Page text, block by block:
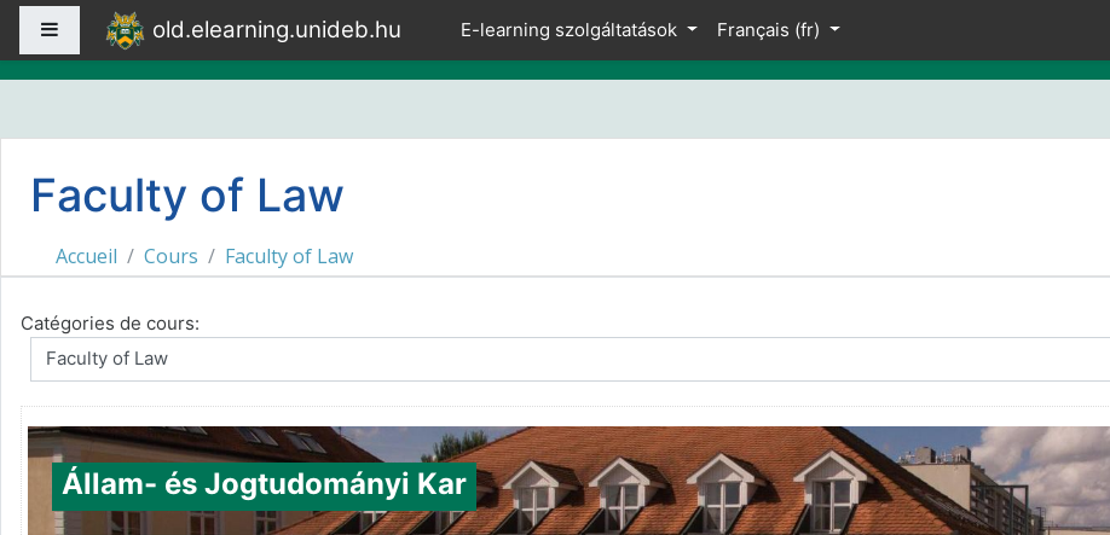
Passer au contenu principal
Panneau latéralold.elearning.unideb.hu E-learning szolgáltatások Français ‎(fr)‎
Faculty of Law
Accueil Cours Faculty of Law
Catégories de cours:
Állam- és Jogtudományi Kar